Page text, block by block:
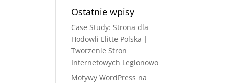
Ostatnie wpisy
Case Study: Strona dla
Hodowli Elitte Polska |
Tworzenie Stron
Internetowych Legionowo
Motywy WordPress na